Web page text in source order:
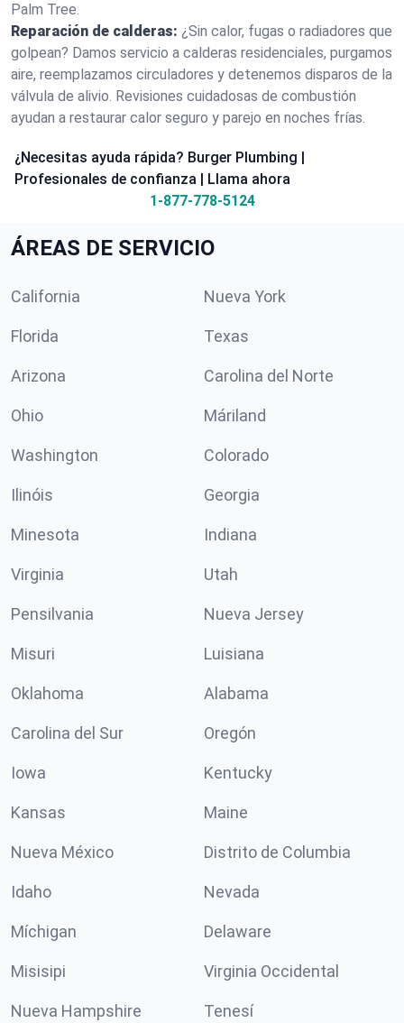
Palm Tree.
Reparación de calderas: ¿Sin calor, fugas o radiadores que
golpean? Damos servicio a calderas residenciales, purgamos
aire, reemplazamos circuladores y detenemos disparos de la
válvula de alivio. Revisiones cuidadosas de combustión
ayudan a restaurar calor seguro y parejo en noches frías.
¿Necesitas ayuda rápida? Burger Plumbing |
Profesionales de confianza | Llama ahora
1-877-778-5124
ÁREAS DE SERVICIO
California Nueva York
Florida Texas
Arizona Carolina del Norte
Ohio Máriland
Washington Colorado
Ilinóis Georgia
Minesota Indiana
Virginia Utah
Pensilvania Nueva Jersey
Misuri Luisiana
Oklahoma Alabama
Carolina del Sur Oregón
Iowa Kentucky
Kansas Maine
Nueva México Distrito de Columbia
Idaho Nevada
Míchigan Delaware
Misisipi Virginia Occidental
Nueva Hampshire Tenesí